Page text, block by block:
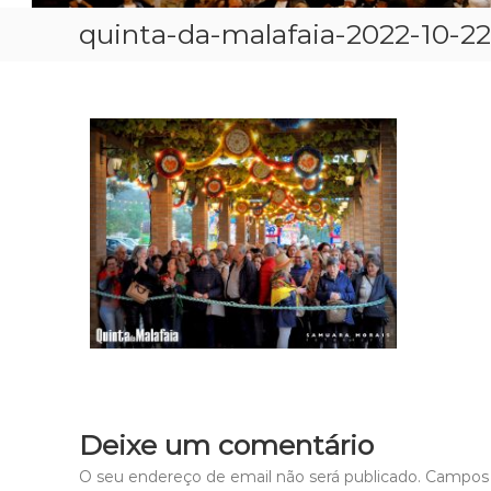
quinta-da-malafaia-2022-10-
Deixe um comentário
O seu endereço de email não será publicado.